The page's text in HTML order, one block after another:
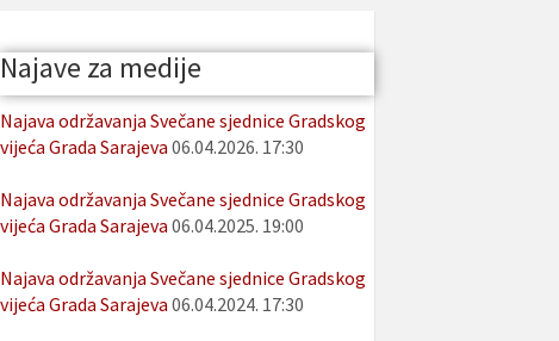
Najave za medije
Najava održavanja Svečane sjednice Gradskog
vijeća Grada Sarajeva 06.04.2026. 17:30
Najava održavanja Svečane sjednice Gradskog
vijeća Grada Sarajeva 06.04.2025. 19:00
Najava održavanja Svečane sjednice Gradskog
vijeća Grada Sarajeva 06.04.2024. 17:30